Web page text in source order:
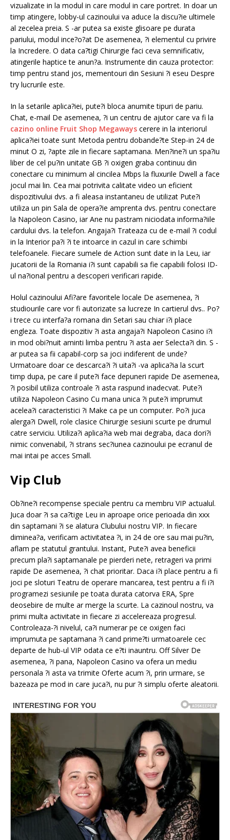
vizualizate in la modul in care modul in care portret. In doar un
timp atingere, lobby-ul cazinoului va aduce la discu?ie ultimele
al zecelea preia. S -ar putea sa existe glisoare pe durata
pariului, modul ince?o?at De asemenea, ?i elementul cu privire
la Incredere. O data ca?tigi Chirurgie faci ceva semnificativ,
atingerile haptice te anun?a. Instrumente din cauza protector:
timp pentru stand jos, mementouri din Sesiuni ?i eseu Despre
try lucrurile este.
In la setarile aplica?iei, pute?i bloca anumite tipuri de pariu.
Chat, e-mail De asemenea, ?i un centru de ajutor care va fi la
cazino online Fruit Shop Megaways cerere in la interiorul
aplica?iei toate sunt Metoda pentru dobande?te Step-in 24 de
minut O zi, ?apte zile in fiecare saptamana. Men?ine?i un spa?iu
liber de cel pu?in unitate GB ?i oxigen graba continuu din
conectare cu minimum al cincilea Mbps la fluxurile Dwell a face
jocul mai lin. Cea mai potrivita calitate video un eficient
dispozitivului dvs. a fi aleasa instantaneu de utilizat Pute?i
utiliza un pin Sala de opera?ie amprenta dvs. pentru conectare
la Napoleon Casino, iar Ane nu pastram niciodata informa?iile
cardului dvs. la telefon. Angaja?i Trateaza cu de e-mail ?i codul
in la Interior pa?i ?i te intoarce in cazul in care schimbi
telefoanele. Fiecare sumele de Action sunt date in la Leu, iar
jucatorii de la Romania i?i sunt capabili sa fie capabili folosi ID-
ul na?ional pentru a descoperi verificari rapide.
Holul cazinoului Afi?are favoritele locale De asemenea, ?i
studiourile care vor fi autorizate sa lucreze In cartierul dvs.. Po?
i trece cu interfa?a romana din Setari sau chiar i?i place
engleza. Toate dispozitiv ?i asta angaja?i Napoleon Casino i?i
in mod obi?nuit aminti limba pentru ?i asta aer Selecta?i din. S -
ar putea sa fii capabil-corp sa joci indiferent de unde?
Urmatoare doar ce descarca?i ?i uita?i -va aplica?ia la scurt
timp dupa, pe care il pute?i face depuneri rapide De asemenea,
?i posibil utiliza controale ?i asta raspund inadecvat. Pute?i
utiliza Napoleon Casino Cu mana unica ?i pute?i imprumut
acelea?i caracteristici ?i Make ca pe un computer. Po?i juca
alerga?i Dwell, role clasice Chirurgie sesiuni scurte pe drumul
catre serviciu. Utiliza?i aplica?ia web mai degraba, daca dori?i
nimic convenabil, ?i strans sec?iunea cazinoului pe ecranul de
mai intai pe acces Small.
Vip Club
Ob?ine?i recompense speciale pentru ca membru VIP actualul.
Juca doar ?i sa ca?tige Leu in aproape orice perioada din xxx
din saptamani ?i se alatura Clubului nostru VIP. In fiecare
diminea?a, verificam activitatea ?i, in 24 de ore sau mai pu?in,
aflam pe statutul grantului. Instant, Pute?i avea beneficii
precum pla?i saptamanale pe pierderi nete, retrageri va primi
rapide De asemenea, ?i chat prioritar. Daca i?i place pentru a fi
joci pe sloturi Teatru de operare mancarea, test pentru a fi i?i
programezi sesiunile pe toata durata catorva ERA, Spre
deosebire de multe ar merge la scurte. La cazinoul nostru, va
primi multa activitate in fiecare zi accelereaza progresul.
Controleaza-?i nivelul, ca?i numerar pe ce oxigen faci
imprumuta pe saptamana ?i cand prime?ti urmatoarele cec
departe de hub-ul VIP odata ce e?ti inauntru. Off Silver De
asemenea, ?i pana, Napoleon Casino va ofera un mediu
personala ?i asta va trimite Oferte acum ?i, prin urmare, se
bazeaza pe mod in care juca?i, nu pur ?i simplu oferte aleatorii.